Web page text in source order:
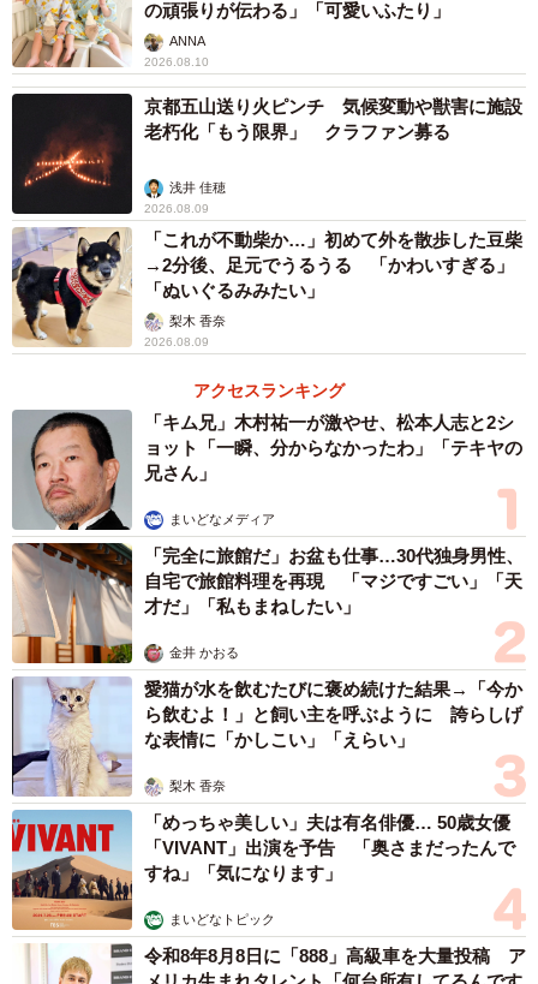
と揃っているのが好き」と、几帳面さにホッコリする人も
多く見られました。
歴史あり、ドラマありの過去作
実はこの「ポーズポリス」、今回突然現れたわけではあり
ません。これまでも度々、限界突破な投稿でタイムライン
を賑わせてきた人気シリーズなのです。
3/6
今年も花粉症きつくないですか？／長崎県警察 公式Xより
の頑張りが伝わる」「可愛いふたり」
ANNA
2026.08.10
京都五山送り火ピンチ 気候変動や獣害に施設
老朽化「もう限界」 クラファン募る
浅井 佳穂
2026.08.09
「これが不動柴か…」初めて外を散歩した豆柴
→2分後、足元でうるうる 「かわいすぎる」
「ぬいぐるみみたい」
梨木 香奈
2026.08.09
アクセスランキング
「キム兄」木村祐一が激やせ、松本人志と2シ
ョット「一瞬、分からなかったわ」「テキヤの
兄さん」
まいどなメディア
「完全に旅館だ」お盆も仕事…30代独身男性、
自宅で旅館料理を再現 「マジですごい」「天
才だ」「私もまねしたい」
金井 かおる
愛猫が水を飲むたびに褒め続けた結果→「今か
ら飲むよ！」と飼い主を呼ぶように 誇らしげ
な表情に「かしこい」「えらい」
梨木 香奈
「めっちゃ美しい」夫は有名俳優… 50歳女優
「VIVANT」出演を予告 「奥さまだったんで
すね」「気になります」
まいどなトピック
令和8年8月8日に「888」高級車を大量投稿 ア